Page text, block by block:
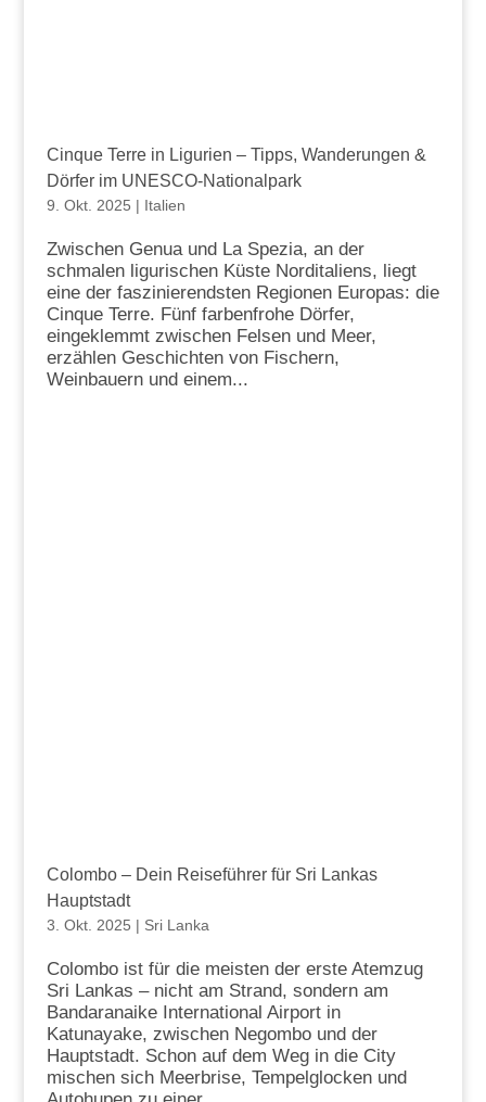
Cinque Terre in Ligurien – Tipps, Wanderungen &
Dörfer im UNESCO-Nationalpark
9. Okt. 2025 | Italien
Zwischen Genua und La Spezia, an der
schmalen ligurischen Küste Norditaliens, liegt
eine der faszinierendsten Regionen Europas: die
Cinque Terre. Fünf farbenfrohe Dörfer,
eingeklemmt zwischen Felsen und Meer,
erzählen Geschichten von Fischern,
Weinbauern und einem...
Colombo – Dein Reiseführer für Sri Lankas
Hauptstadt
3. Okt. 2025 | Sri Lanka
Colombo ist für die meisten der erste Atemzug
Sri Lankas – nicht am Strand, sondern am
Bandaranaike International Airport in
Katunayake, zwischen Negombo und der
Hauptstadt. Schon auf dem Weg in die City
mischen sich Meerbrise, Tempelglocken und